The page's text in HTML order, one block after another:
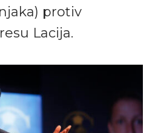
protiv
Lacija.